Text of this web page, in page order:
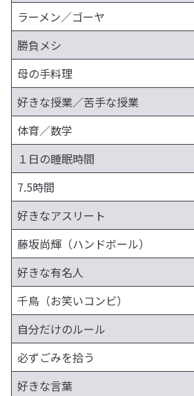
ラーメン／ゴーヤ
勝負メシ
母の手料理
好きな授業／苦手な授業
体育／数学
１日の睡眠時間
7.5時間
好きなアスリート
藤坂尚輝（ハンドボール）
好きな有名人
千鳥（お笑いコンビ）
自分だけのルール
必ずごみを拾う
好きな言葉